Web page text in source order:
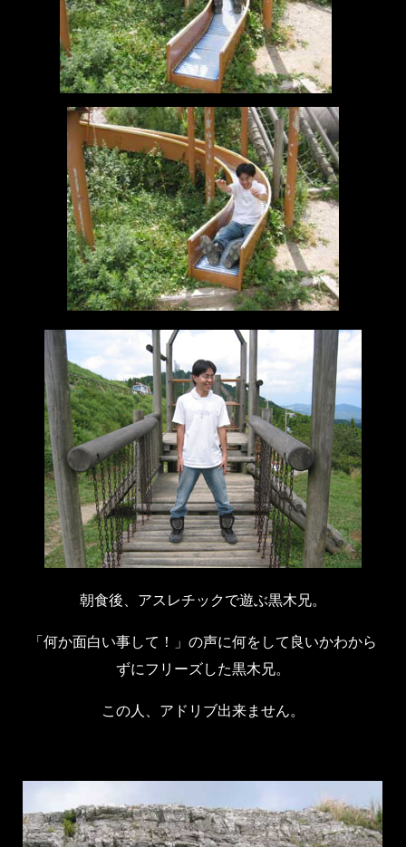
朝食後、アスレチックで遊ぶ黒木兄。
「何か面白い事して！」の声に何をして良いかわから
ずにフリーズした黒木兄。
この人、アドリブ出来ません。